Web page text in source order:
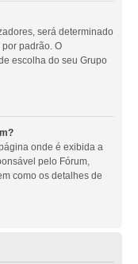
será determinado
padrão. O
escolha do seu Grupo
onde é exibida a
pelo Fórum,
como os detalhes de